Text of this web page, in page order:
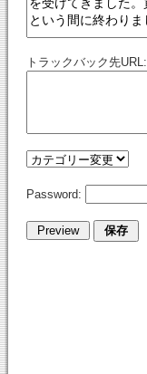
トラックバック先URL:
Password: